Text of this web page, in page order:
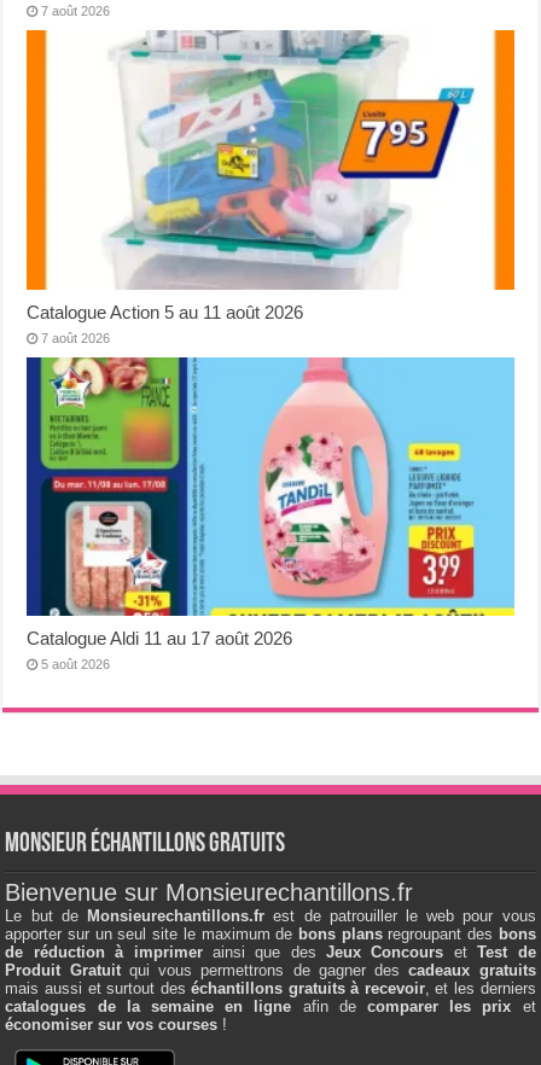
7 août 2026
Catalogue Action 5 au 11 août 2026
7 août 2026
Catalogue Aldi 11 au 17 août 2026
5 août 2026
Monsieur échantillons Gratuits
Bienvenue sur Monsieurechantillons.fr
Le but de Monsieurechantillons.fr est de patrouiller le web pour vous
apporter sur un seul site le maximum de bons plansregroupant des bons
de réduction à imprimerainsi que desJeux Concours etTest de
Produit Gratuitqui vous permettrons de gagner descadeaux gratuits
mais aussi et surtout deséchantillons gratuits à recevoir, et les derniers
catalogues de la semaine en ligne afin de comparer les prix et
économiser sur vos courses !